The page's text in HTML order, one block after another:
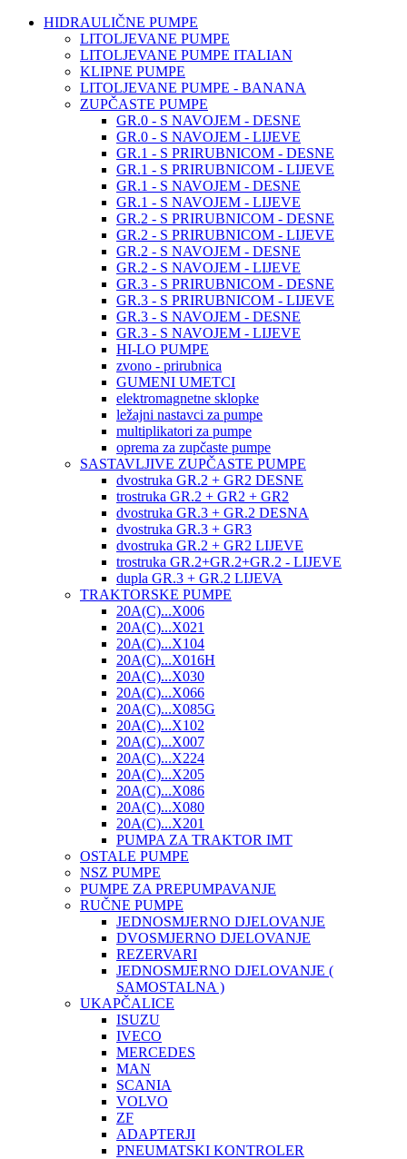
HIDRAULIČNE PUMPE
LITOLJEVANE PUMPE
LITOLJEVANE PUMPE ITALIAN
KLIPNE PUMPE
LITOLJEVANE PUMPE - BANANA
ZUPČASTE PUMPE
GR.0 - S NAVOJEM - DESNE
GR.0 - S NAVOJEM - LIJEVE
GR.1 - S PRIRUBNICOM - DESNE
GR.1 - S PRIRUBNICOM - LIJEVE
GR.1 - S NAVOJEM - DESNE
GR.1 - S NAVOJEM - LIJEVE
GR.2 - S PRIRUBNICOM - DESNE
GR.2 - S PRIRUBNICOM - LIJEVE
GR.2 - S NAVOJEM - DESNE
GR.2 - S NAVOJEM - LIJEVE
GR.3 - S PRIRUBNICOM - DESNE
GR.3 - S PRIRUBNICOM - LIJEVE
GR.3 - S NAVOJEM - DESNE
GR.3 - S NAVOJEM - LIJEVE
HI-LO PUMPE
zvono - prirubnica
GUMENI UMETCI
elektromagnetne sklopke
ležajni nastavci za pumpe
multiplikatori za pumpe
oprema za zupčaste pumpe
SASTAVLJIVE ZUPČASTE PUMPE
dvostruka GR.2 + GR2 DESNE
trostruka GR.2 + GR2 + GR2
dvostruka GR.3 + GR.2 DESNA
dvostruka GR.3 + GR3
dvostruka GR.2 + GR2 LIJEVE
trostruka GR.2+GR.2+GR.2 - LIJEVE
dupla GR.3 + GR.2 LIJEVA
TRAKTORSKE PUMPE
20A(C)...X006
20A(C)...X021
20A(C)...X104
20A(C)...X016H
20A(C)...X030
20A(C)...X066
20A(C)...X085G
20A(C)...X102
20A(C)...X007
20A(C)...X224
20A(C)...X205
20A(C)...X086
20A(C)...X080
20A(C)...X201
PUMPA ZA TRAKTOR IMT
OSTALE PUMPE
NSZ PUMPE
PUMPE ZA PREPUMPAVANJE
RUČNE PUMPE
JEDNOSMJERNO DJELOVANJE
DVOSMJERNO DJELOVANJE
REZERVARI
JEDNOSMJERNO DJELOVANJE (
SAMOSTALNA )
UKAPČALICE
ISUZU
IVECO
MERCEDES
MAN
SCANIA
VOLVO
ZF
ADAPTERJI
PNEUMATSKI KONTROLER